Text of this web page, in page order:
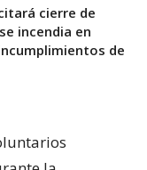
cierre de
incendia en
de